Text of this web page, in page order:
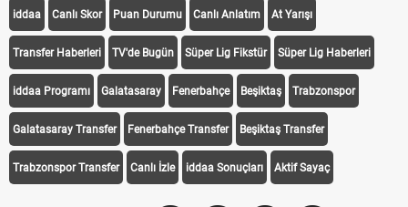
iddaa Canlı Skor Puan Durumu Canlı Anlatım At Yarışı
Transfer Haberleri TV'de Bugün Süper Lig Fikstür Süper Lig Haberleri
iddaa Programı Galatasaray Fenerbahçe Beşiktaş Trabzonspor
Galatasaray Transfer Fenerbahçe Transfer Beşiktaş Transfer
Trabzonspor Transfer Canlı İzle iddaa Sonuçları Aktif Sayaç